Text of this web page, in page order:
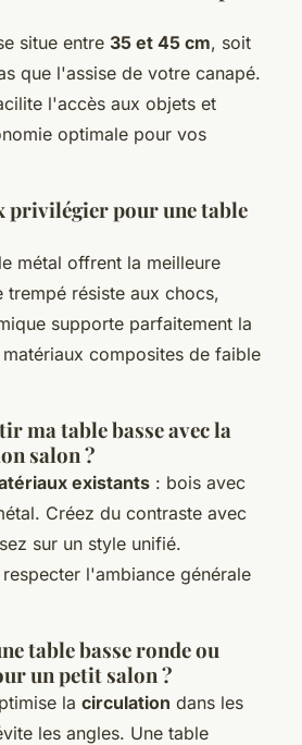
situe entre 35 et 45 cm, soit
que l'assise de votre canapé.
l'accès aux objets et
optimale pour vos
privilégier pour une table
métal offrent la meilleure
trempé résiste aux chocs,
supporte parfaitement la
composites de faible
ma table basse avec la
salon ?
existants : bois avec
Créez du contraste avec
sur un style unifié.
l'ambiance générale
table basse ronde ou
un petit salon ?
la circulation dans les
les angles. Une table